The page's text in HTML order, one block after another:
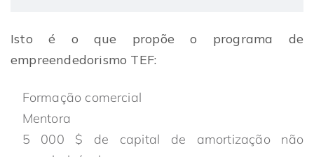
Isto é o que propõe o programa de
empreendedorismo TEF:
Formação comercial
Mentora
5 000 $ de capital de amortização não